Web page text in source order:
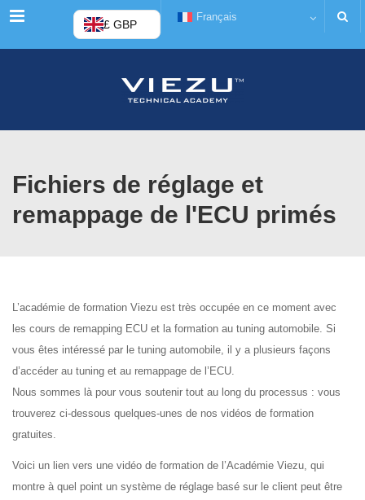
Menu £ GBP
Français
Fichiers de réglage et
remappage de l'ECU primés
L’académie de formation Viezu est très occupée en ce moment avec
les cours de remapping ECU et la formation au tuning automobile. Si
vous êtes intéressé par le tuning automobile, il y a plusieurs façons
d’accéder au tuning et au remappage de l’ECU.
Nous sommes là pour vous soutenir tout au long du processus : vous
trouverez ci-dessous quelques-unes de nos vidéos de formation
gratuites.
Voici un lien vers une vidéo de formation de l’Académie Viezu, qui
montre à quel point un système de réglage basé sur le client peut être